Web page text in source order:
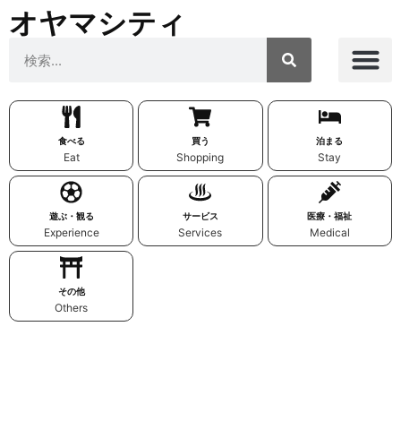
オヤマシティ
食べる
Eat
買う
Shopping
泊まる
Stay
遊ぶ・観る
Experience
サービス
Services
医療・福祉
Medical
その他
Others